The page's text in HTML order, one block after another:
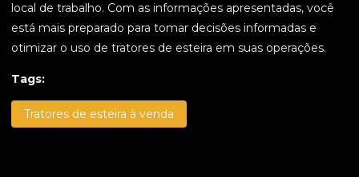
local de trabalho. Com as informações apresentadas, você
está mais preparado para tomar decisões informadas e
otimizar o uso de tratores de esteira em suas operações.
Tags:
Tratores de esteira à venda